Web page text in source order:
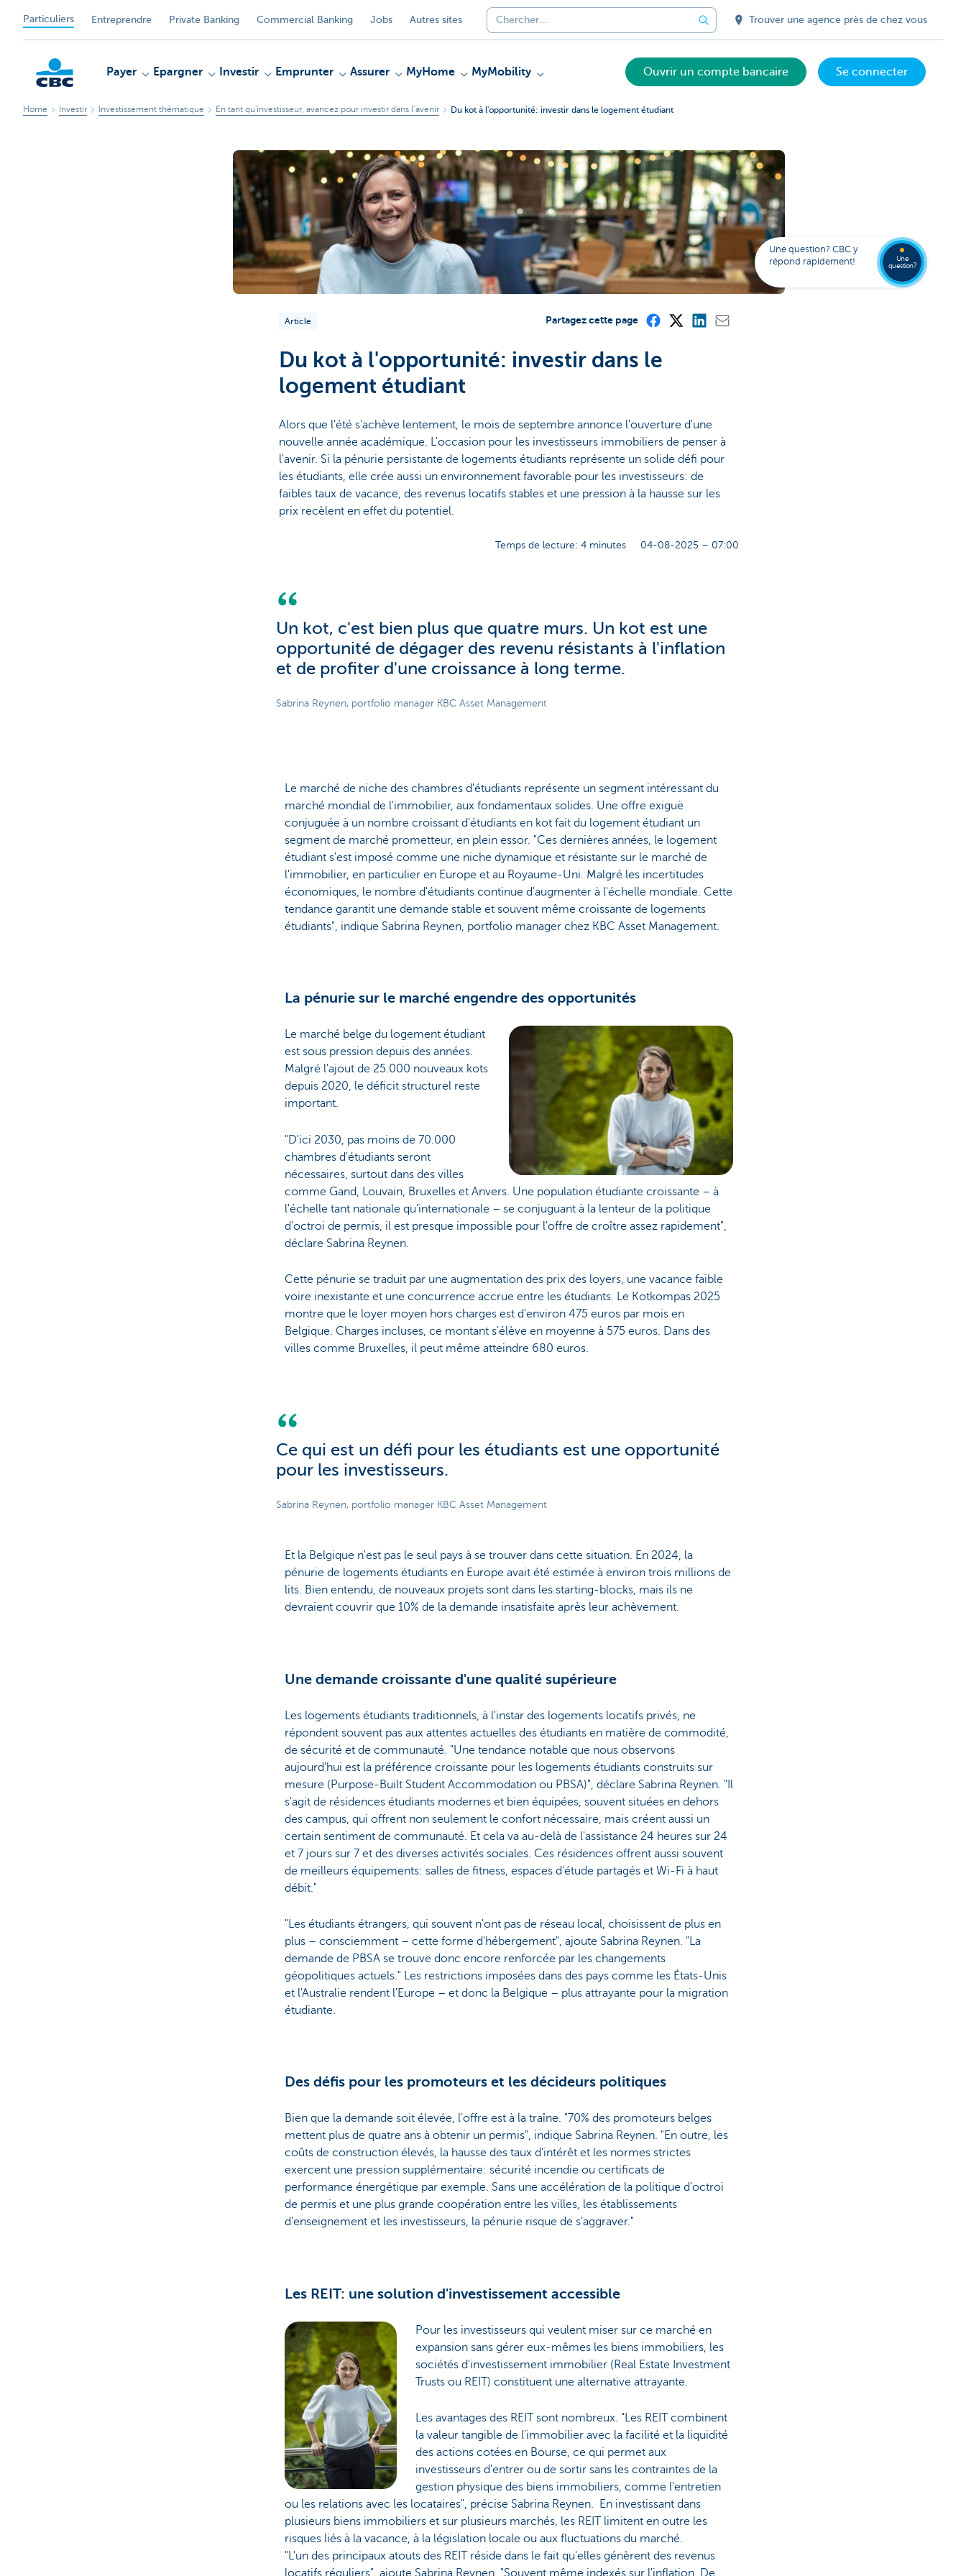
Particuliers Entreprendre Private Banking Commercial Banking Jobs Autres sites Trouver une agence près de chez vous
Payer Epargner Investir Emprunter Assurer MyHome MyMobility Ouvrir un compte bancaire Se connecter
Home Investir Investissement thématique En tant qu'investisseur, avancez pour investir dans l’avenir Du kot à l'opportunité: investir dans le logement étudiant
Article Partagez cette page
Du kot à l'opportunité: investir dans le
logement étudiant
Alors que l'été s'achève lentement, le mois de septembre annonce l'ouverture d'une
nouvelle année académique. L'occasion pour les investisseurs immobiliers de penser à
l'avenir. Si la pénurie persistante de logements étudiants représente un solide défi pour
les étudiants, elle crée aussi un environnement favorable pour les investisseurs: de
faibles taux de vacance, des revenus locatifs stables et une pression à la hausse sur les
prix recèlent en effet du potentiel.
Temps de lecture: 4 minutes 04-08-2025 – 07:00
Un kot, c'est bien plus que quatre murs. Un kot est une
opportunité de dégager des revenu résistants à l'inflation
et de profiter d'une croissance à long terme.
Sabrina Reynen, portfolio manager KBC Asset Management
Le marché de niche des chambres d'étudiants représente un segment intéressant du
marché mondial de l'immobilier, aux fondamentaux solides. Une offre exiguë
conjuguée à un nombre croissant d’étudiants en kot fait du logement étudiant un
segment de marché prometteur, en plein essor. "Ces dernières années, le logement
étudiant s'est imposé comme une niche dynamique et résistante sur le marché de
l'immobilier, en particulier en Europe et au Royaume-Uni. Malgré les incertitudes
économiques, le nombre d'étudiants continue d'augmenter à l'échelle mondiale. Cette
tendance garantit une demande stable et souvent même croissante de logements
étudiants", indique Sabrina Reynen, portfolio manager chez KBC Asset Management.
La pénurie sur le marché engendre des opportunités
Le marché belge du logement étudiant
est sous pression depuis des années.
Malgré l'ajout de 25.000 nouveaux kots
depuis 2020, le déficit structurel reste
important.
"D'ici 2030, pas moins de 70.000
chambres d'étudiants seront
nécessaires, surtout dans des villes
comme Gand, Louvain, Bruxelles et Anvers. Une population étudiante croissante – à
l'échelle tant nationale qu'internationale – se conjuguant à la lenteur de la politique
d'octroi de permis, il est presque impossible pour l'offre de croître assez rapidement",
déclare Sabrina Reynen.
Cette pénurie se traduit par une augmentation des prix des loyers, une vacance faible
voire inexistante et une concurrence accrue entre les étudiants. Le Kotkompas 2025
montre que le loyer moyen hors charges est d'environ 475 euros par mois en
Belgique. Charges incluses, ce montant s'élève en moyenne à 575 euros. Dans des
villes comme Bruxelles, il peut même atteindre 680 euros.
Ce qui est un défi pour les étudiants est une opportunité
pour les investisseurs.
Sabrina Reynen, portfolio manager KBC Asset Management
Et la Belgique n'est pas le seul pays à se trouver dans cette situation. En 2024, la
pénurie de logements étudiants en Europe avait été estimée à environ trois millions de
lits. Bien entendu, de nouveaux projets sont dans les starting-blocks, mais ils ne
devraient couvrir que 10% de la demande insatisfaite après leur achèvement.
Une demande croissante d'une qualité supérieure
Les logements étudiants traditionnels, à l'instar des logements locatifs privés, ne
répondent souvent pas aux attentes actuelles des étudiants en matière de commodité,
de sécurité et de communauté. "Une tendance notable que nous observons
aujourd'hui est la préférence croissante pour les logements étudiants construits sur
mesure (Purpose-Built Student Accommodation ou PBSA)", déclare Sabrina Reynen. "Il
s'agit de résidences étudiants modernes et bien équipées, souvent situées en dehors
des campus, qui offrent non seulement le confort nécessaire, mais créent aussi un
certain sentiment de communauté. Et cela va au-delà de l'assistance 24 heures sur 24
et 7 jours sur 7 et des diverses activités sociales. Ces résidences offrent aussi souvent
de meilleurs équipements: salles de fitness, espaces d'étude partagés et Wi-Fi à haut
débit."
"Les étudiants étrangers, qui souvent n'ont pas de réseau local, choisissent de plus en
plus – consciemment – cette forme d'hébergement", ajoute Sabrina Reynen. "La
demande de PBSA se trouve donc encore renforcée par les changements
géopolitiques actuels." Les restrictions imposées dans des pays comme les États-Unis
et l'Australie rendent l'Europe – et donc la Belgique – plus attrayante pour la migration
étudiante.
Des défis pour les promoteurs et les décideurs politiques
Bien que la demande soit élevée, l'offre est à la traîne. "70% des promoteurs belges
mettent plus de quatre ans à obtenir un permis", indique Sabrina Reynen. "En outre, les
coûts de construction élevés, la hausse des taux d'intérêt et les normes strictes
exercent une pression supplémentaire: sécurité incendie ou certificats de
performance énergétique par exemple. Sans une accélération de la politique d'octroi
de permis et une plus grande coopération entre les villes, les établissements
d'enseignement et les investisseurs, la pénurie risque de s'aggraver."
Les REIT: une solution d'investissement accessible
Pour les investisseurs qui veulent miser sur ce marché en
expansion sans gérer eux-mêmes les biens immobiliers, les
sociétés d'investissement immobilier (Real Estate Investment
Trusts ou REIT) constituent une alternative attrayante.
Les avantages des REIT sont nombreux. "Les REIT combinent
la valeur tangible de l'immobilier avec la facilité et la liquidité
des actions cotées en Bourse, ce qui permet aux
investisseurs d'entrer ou de sortir sans les contraintes de la
gestion physique des biens immobiliers, comme l'entretien
ou les relations avec les locataires", précise Sabrina Reynen. En investissant dans
plusieurs biens immobiliers et sur plusieurs marchés, les REIT limitent en outre les
risques liés à la vacance, à la législation locale ou aux fluctuations du marché.
"L'un des principaux atouts des REIT réside dans le fait qu'elles génèrent des revenus
locatifs réguliers", ajoute Sabrina Reynen. "Souvent même indexés sur l'inflation. De
Une question? CBC y
répond rapidement!
Une
question?